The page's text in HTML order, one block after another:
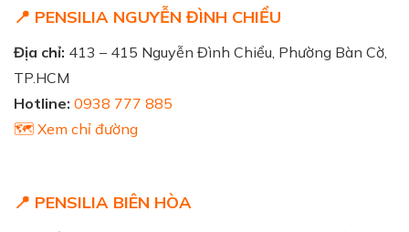
📍 PENSILIA NGUYỄN ĐÌNH CHIỂU
Địa chỉ: 413 – 415 Nguyễn Đình Chiểu, Phường Bàn Cờ,
TP.HCM
Hotline: 0938 777 885
🗺️ Xem chỉ đường
📍 PENSILIA BIÊN HÒA